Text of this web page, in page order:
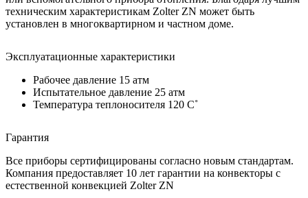
техническим характеристикам Zolter ZN может быть
установлен в многоквартирном и частном доме.
Эксплуатационные характеристики
Рабочее давление 15 атм
Испытательное давление 25 атм
Температура теплоносителя 120 C˚
Гарантия
Все приборы сертифицированы согласно новым стандартам.
Компания предоставляет 10 лет гарантии на конвекторы с
естественной конвекцией Zolter ZN